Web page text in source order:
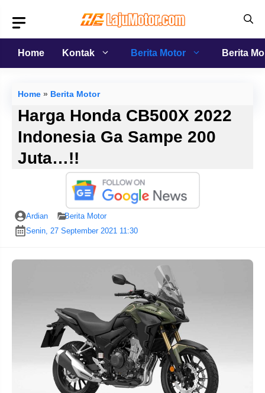
isi
Home
Kontak Berita Motor Berita
Home » Berita Motor
Harga Honda CB500X 2022
Indonesia Ga Sampe 200
Juta…!!
Ardian
Berita Motor
Senin, 27 September 2021 11:30